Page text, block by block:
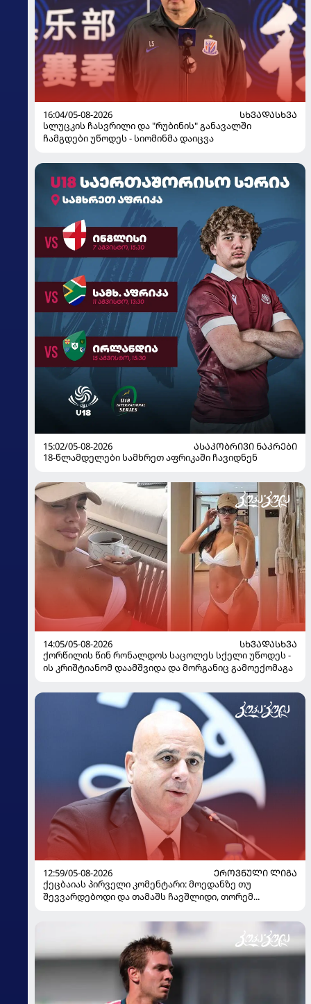
16:04/05-08-2026
ᲡᲮᲕᲐᲓᲐᲡᲮᲕᲐ
სლუცკის ჩასვრილი და "რუბინის" განავალში
ჩამგდები უწოდეს - სიომინმა დაიცვა
15:02/05-08-2026
ᲐᲡᲐᲙᲝᲑᲠᲘᲕᲘ ᲜᲐᲙᲠᲔᲑᲘ
18-წლამდელები სამხრეთ აფრიკაში ჩავიდნენ
14:05/05-08-2026
ᲡᲮᲕᲐᲓᲐᲡᲮᲕᲐ
ქორწილის წინ რონალდოს საცოლეს სქელი უწოდეს -
ის კრიშტიანომ დაამშვიდა და მორგანიც გამოექომაგა
12:59/05-08-2026
ᲔᲠᲝᲕᲜᲣᲚᲘ ᲚᲘᲒᲐ
ქეცბაიას პირველი კომენტარი: მოედანზე თუ
შევვარდებოდი და თამაშს ჩავშლიდი, თორემ...